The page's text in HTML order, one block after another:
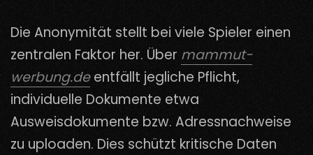
Die Anonymität stellt bei viele Spieler einen
zentralen Faktor her. Über mammut-
werbung.deentfällt jegliche Pflicht,
individuelle Dokumente etwa
Ausweisdokumente bzw. Adressnachweise
zu uploaden. Dies schützt kritische Daten